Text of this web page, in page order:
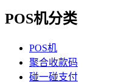
POS机分类
POS机
聚合收款码
碰一碰支付